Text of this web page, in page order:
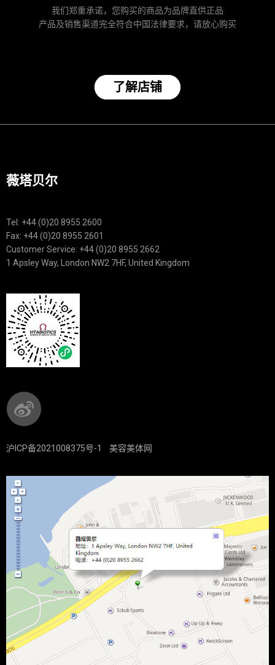
我们郑重承诺，您购买的商品为品牌直供正品
产品及销售渠道完全符合中国法律要求，请放心购买
了解店铺
薇塔贝尔
Tel: +44 (0)20 8955 2600
Fax: +44 (0)20 8955 2601
Customer Service: +44 (0)20 8955 2662
1 Apsley Way, London NW2 7HF, United Kingdom
沪ICP备2021008375号-1 美容美体网